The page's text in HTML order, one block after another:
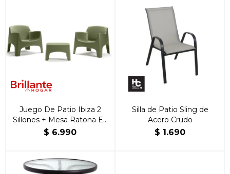
Juego De Patio Ibiza 2
Sillones + Mesa Ratona En
Resina Verde
$ 6.990
Silla de Patio Sling de
Acero Crudo
$ 1.690